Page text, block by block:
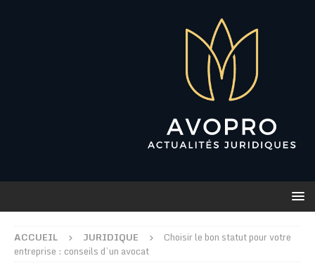
ACCUEIL JURIDIQUE
Choisir le bon statut pour votre
entreprise : conseils d’un avocat